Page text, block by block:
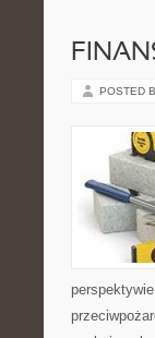
POSTED